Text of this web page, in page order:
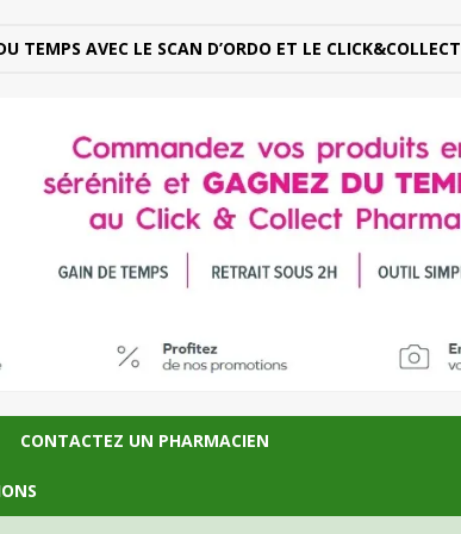
TEMPS AVEC LE SCAN D’ORDO ET LE CLICK&COLLECT
CONTACTEZ UN PHARMACIEN